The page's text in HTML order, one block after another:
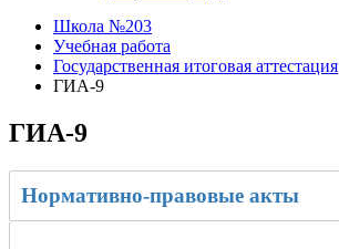
Школа №203
Учебная работа
Государственная итоговая аттестация
ГИА-9
ГИА-9
Нормативно-правовые акты